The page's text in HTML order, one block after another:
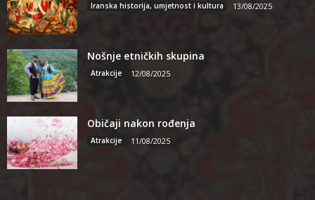
Iranska historija, umjetnost i kultura 13/08/2025
Nošnje etničkih skupina
Atrakcije 12/08/2025
Običaji nakon rođenja
Atrakcije 11/08/2025